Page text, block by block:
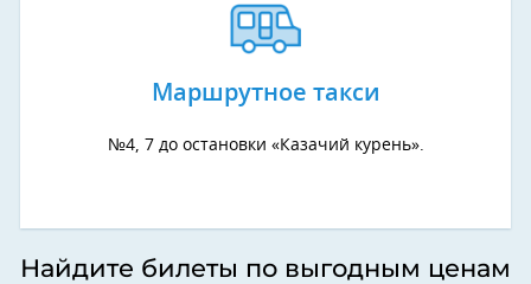
Маршрутное такси
№4, 7 до остановки «Казачий курень».
Найдите билеты по выгодным ценам